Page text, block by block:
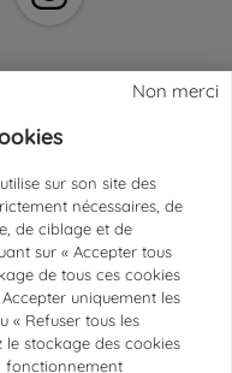
Non merci
utilise sur son site des
nécessaires, de
de ciblage et de
sur « Accepter tous
de tous ces cookies
uniquement les
« Refuser tous les
le stockage des cookies
fonctionnement